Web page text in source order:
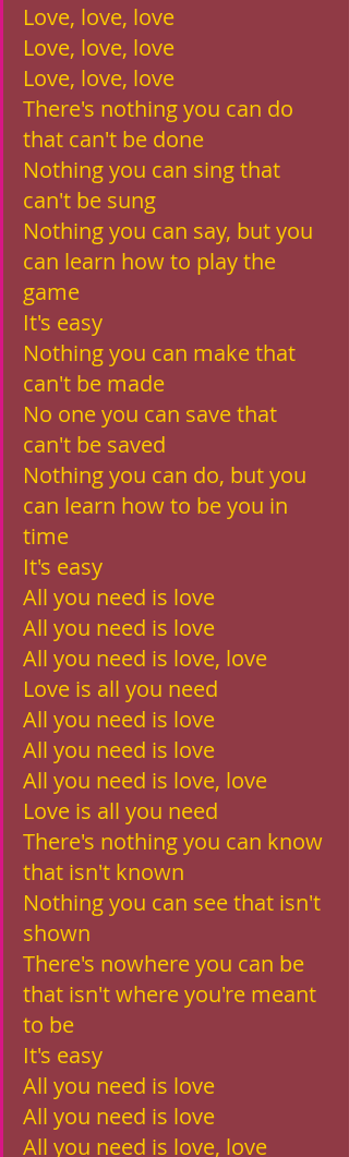
Love, love, love
Love, love, love
Love, love, love
There's nothing you can do
that can't be done
Nothing you can sing that
can't be sung
Nothing you can say, but you
can learn how to play the
game
It's easy
Nothing you can make that
can't be made
No one you can save that
can't be saved
Nothing you can do, but you
can learn how to be you in
time
It's easy
All you need is love
All you need is love
All you need is love, love
Love is all you need
All you need is love
All you need is love
All you need is love, love
Love is all you need
There's nothing you can know
that isn't known
Nothing you can see that isn't
shown
There's nowhere you can be
that isn't where you're meant
to be
It's easy
All you need is love
All you need is love
All you need is love, love